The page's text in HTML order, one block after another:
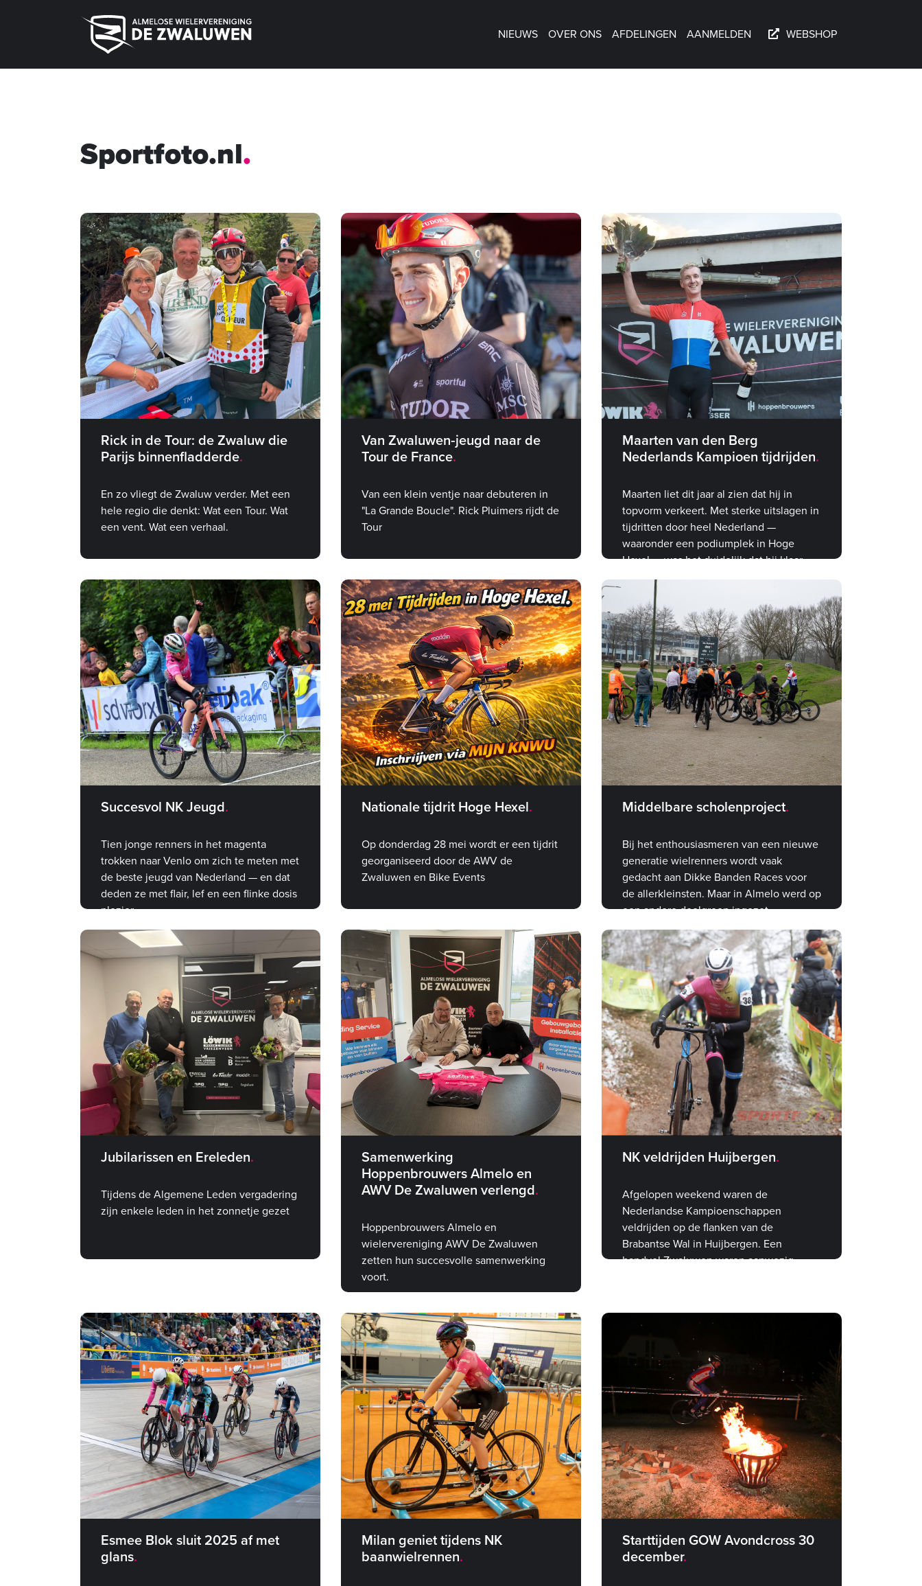
NIEUWS OVER ONS AFDELINGEN AANMELDEN WEBSHOP
Sportfoto.nl
Rick in de Tour: de Zwaluw die
Parijs binnenfladderde
En zo vliegt de Zwaluw verder. Met een
hele regio die denkt: Wat een Tour. Wat
een vent. Wat een verhaal.
Van Zwaluwen‑jeugd naar de
Tour de France
Van een klein ventje naar debuteren in
"La Grande Boucle". Rick Pluimers rijdt de
Tour
Maarten van den Berg
Nederlands Kampioen tijdrijden
Maarten liet dit jaar al zien dat hij in
topvorm verkeert. Met sterke uitslagen in
tijdritten door heel Nederland —
waaronder een podiumplek in Hoge
Hexel — was het duidelijk dat hij klaar
was voor iets groots. Het NK was de
ultieme bevestiging.
Succesvol NK Jeugd
Tien jonge renners in het magenta
trokken naar Venlo om zich te meten met
de beste jeugd van Nederland — en dat
deden ze met flair, lef en een flinke dosis
plezier.
Nationale tijdrit Hoge Hexel
Op donderdag 28 mei wordt er een tijdrit
georganiseerd door de AWV de
Zwaluwen en Bike Events
Middelbare scholenproject
Bij het enthousiasmeren van een nieuwe
generatie wielrenners wordt vaak
gedacht aan Dikke Banden Races voor
de allerkleinsten. Maar in Almelo werd op
een andere doelgroep ingezet
Jubilarissen en Ereleden
Tijdens de Algemene Leden vergadering
zijn enkele leden in het zonnetje gezet
Samenwerking
Hoppenbrouwers Almelo en
AWV De Zwaluwen verlengd
Hoppenbrouwers Almelo en
wielervereniging AWV De Zwaluwen
zetten hun succesvolle samenwerking
voort.
NK veldrijden Huijbergen
Afgelopen weekend waren de
Nederlandse Kampioenschappen
veldrijden op de flanken van de
Brabantse Wal in Huijbergen. Een
handvol Zwaluwen waren aanwezig
Esmee Blok sluit 2025 af met
glans
Milan geniet tijdens NK
baanwielrennen
Starttijden GOW Avondcross 30
december